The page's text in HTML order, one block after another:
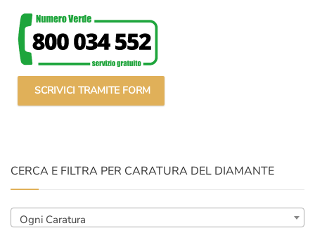
SCRIVICI TRAMITE FORM
CERCA E FILTRA PER CARATURA DEL DIAMANTE
Ogni Caratura